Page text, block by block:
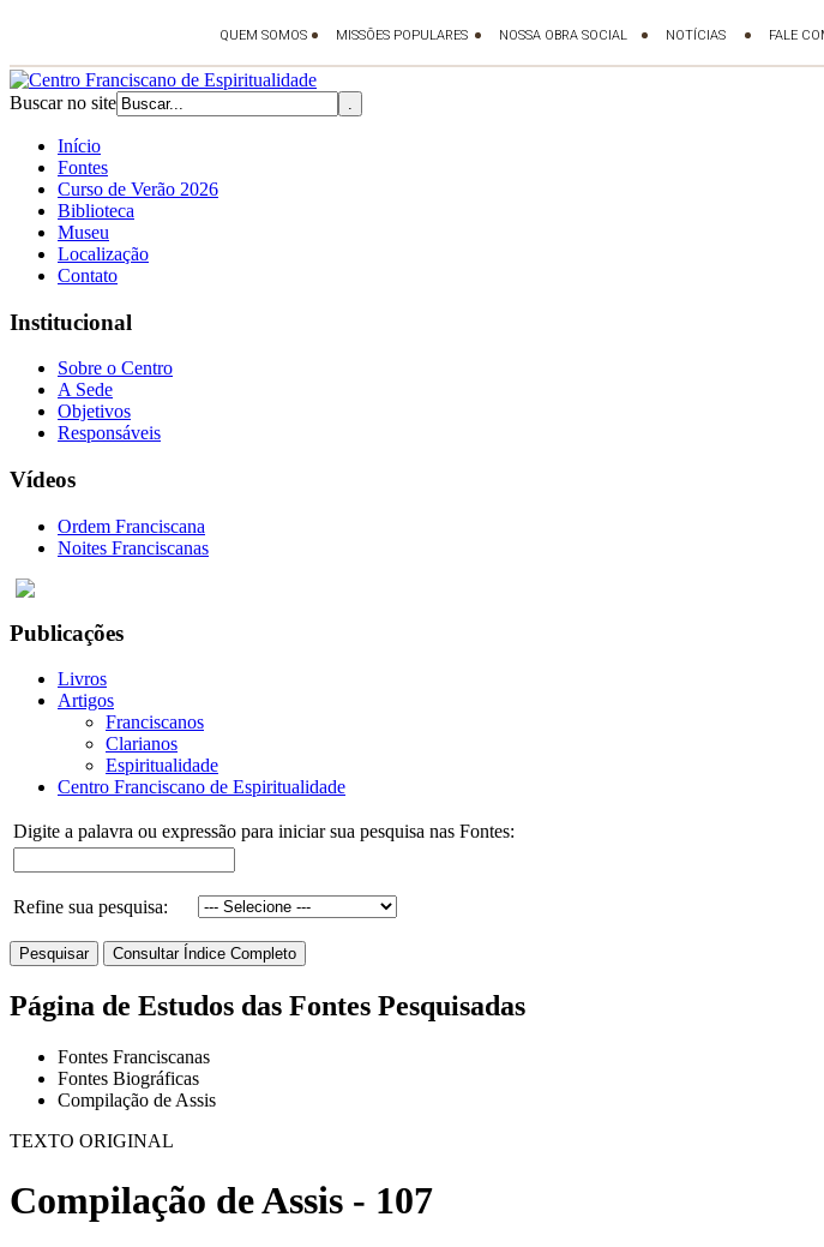
Buscar no site
Início
Fontes
Curso de Verão 2026
Biblioteca
Museu
Localização
Contato
Institucional
Sobre o Centro
A Sede
Objetivos
Responsáveis
Vídeos
Ordem Franciscana
Noites Franciscanas
Publicações
Livros
Artigos
Franciscanos
Clarianos
Espiritualidade
Centro Franciscano de Espiritualidade
Digite a palavra ou expressão para iniciar sua pesquisa nas Fontes:
Refine sua pesquisa:
Página de Estudos das Fontes Pesquisadas
Fontes Franciscanas
Fontes Biográficas
Compilação de Assis
TEXTO ORIGINAL
Compilação de Assis - 107